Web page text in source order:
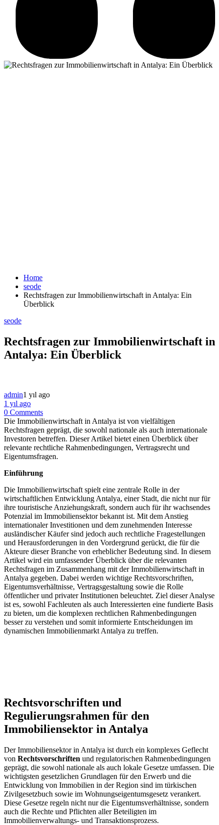
Home
seode
Rechtsfragen zur Immobilienwirtschaft in Antalya: Ein
Überblick
seode
Rechtsfragen zur Immobilienwirtschaft in
Antalya: Ein Überblick
admin1 yıl ago
1 yıl ago
0 Comments
Die Immobilienwirtschaft in Antalya ist von vielfältigen
Rechtsfragen geprägt, die sowohl nationale als auch internationale
Investoren betreffen. Dieser Artikel bietet einen Überblick über
relevante rechtliche Rahmenbedingungen, Vertragsrecht und
Eigentumsfragen.
Einführung
Die Immobilienwirtschaft spielt eine zentrale Rolle in der
wirtschaftlichen ​Entwicklung Antalya, einer Stadt, die nicht nur für‍
ihre touristische Anziehungskraft, sondern auch für ihr wachsendes
Potenzial im Immobiliensektor bekannt ist. Mit dem Anstieg
internationaler Investitionen und dem zunehmenden ‍Interesse
⁤ausländischer Käufer sind jedoch auch rechtliche ​Fragestellungen​
und Herausforderungen in den Vordergrund gerückt, die für die
Akteure dieser Branche von‌ erheblicher Bedeutung sind. ‌In diesem
Artikel wird ein umfassender Überblick über die relevanten‍
Rechtsfragen im Zusammenhang mit⁤ der ⁢Immobilienwirtschaft in
Antalya gegeben. Dabei werden‍ wichtige Rechtsvorschriften,
Eigentumsverhältnisse, ⁣Vertragsgestaltung sowie die Rolle
öffentlicher und privater Institutionen beleuchtet. Ziel dieser ⁤Analyse
ist es, sowohl Fachleuten als auch Interessierten ⁣eine fundierte Basis
zu bieten, um​ die komplexen rechtlichen Rahmenbedingungen
besser zu verstehen und somit informierte Entscheidungen im
dynamischen Immobilienmarkt‌ Antalya zu treffen.
Rechtsvorschriften⁣ und⁣
Regulierungsrahmen für den
Immobiliensektor in Antalya
Der Immobiliensektor in Antalya ist durch ein komplexes Geflecht
von⁤ Rechtsvorschriften und regulatorischen Rahmenbedingungen
geprägt, die sowohl nationale ⁢als auch lokale Gesetze umfassen. Die
wichtigsten gesetzlichen Grundlagen für den ‍Erwerb und die
Entwicklung von ‌Immobilien in der Region sind⁢ im‌ türkischen
Zivilgesetzbuch sowie im Wohnungseigentumsgesetz verankert.
Diese Gesetze regeln nicht nur die Eigentumsverhältnisse, sondern​
auch die Rechte und Pflichten aller Beteiligten im
Immobilienverwaltungs- und Transaktionsprozess.